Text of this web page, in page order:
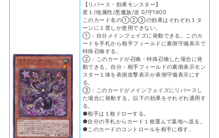
【リバース・効果モンスター】
星１/地属性/悪魔族/攻 0/守1900
このカード名の①②③の効果はそれぞれ１タ
ーンに１度しか使用できない。
①：自分メインフェイズに発動できる。このカ
ードを手札から相手フィールドに裏側守備表示で
特殊召喚する。
②：このカードが召喚・特殊召喚した場合に発
動できる。自分・相手フィールドの裏側表示モン
スター１体を表側攻撃表示か表側守備表示にす
る。
③：このカードがメインフェイズにリバースし
た場合に発動する。以下の効果をそれぞれ適用す
る。
●相手は１枚ドローする。
●自分の手札からカード１枚選んで墓地へ送る。
●このカードのコントロールを相手に移す。